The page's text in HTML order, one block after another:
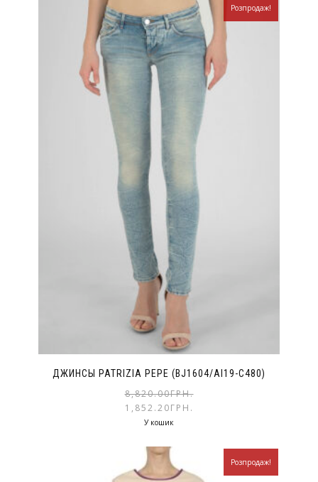
ДЖИНСЫ PATRIZIA PEPE (BJ1604/AI19-C480)
Розпродаж!
8,820.00ГРН.
1,852.20ГРН.
У кошик
Розпродаж!